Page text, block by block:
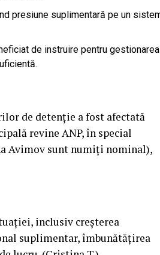
presiune suplimentară pe un
de instruire pentru gestionarea
de detenție a fost afectată
revine ANP, în special
Avimov sunt numiți nominal),
inclusiv creșterea
suplimentar, îmbunătățirea